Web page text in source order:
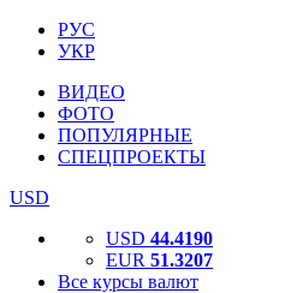
РУС
УКР
ВИДЕО
ФОТО
ПОПУЛЯРНЫЕ
СПЕЦПРОЕКТЫ
USD
USD 44.4190
EUR 51.3207
Все курсы валют